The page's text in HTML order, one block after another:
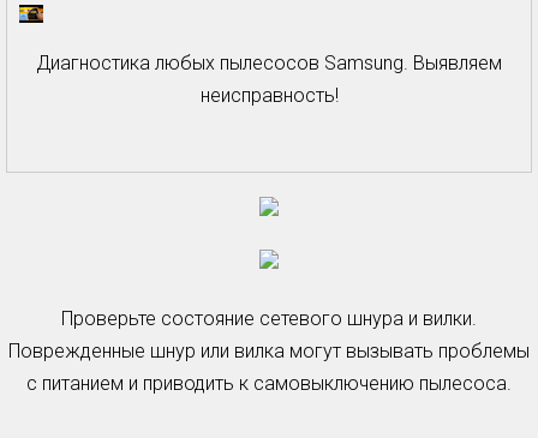
Диагностика любых пылесосов Samsung. Выявляем
неисправность!
Проверьте состояние сетевого шнура и вилки.
Поврежденные шнур или вилка могут вызывать проблемы
с питанием и приводить к самовыключению пылесоса.